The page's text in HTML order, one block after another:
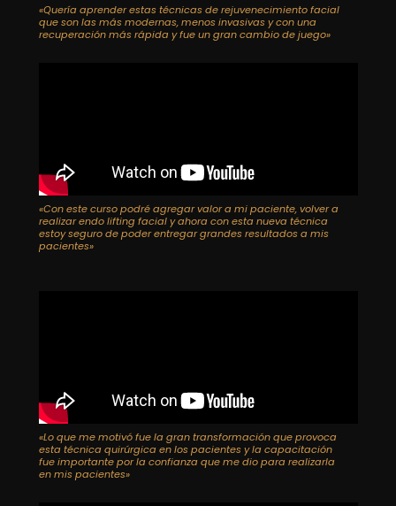
«Quería aprender estas técnicas de rejuvenecimiento facial
que son las más modernas, menos invasivas y con una
recuperación más rápida y fue un gran cambio de juego»
«Con este curso podré agregar valor a mi paciente, volver a
realizar endo lifting facial y ahora con esta nueva técnica
estoy seguro de poder entregar grandes resultados a mis
pacientes»
«Lo que me motivó fue la gran transformación que provoca
esta técnica quirúrgica en los pacientes y la capacitación
fue importante por la confianza que me dio para realizarla
en mis pacientes»